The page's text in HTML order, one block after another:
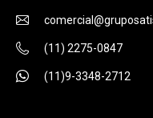
(11) 2275-0847
(11)9-3348-2712